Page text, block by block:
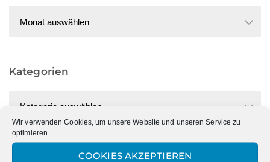
Wir verwenden Cookies, um unsere Website und unseren Service zu
optimieren.
COOKIES AKZEPTIEREN
Kategorien